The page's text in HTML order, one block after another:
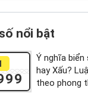
nổi bật
Ý nghĩa biển
hay Xấu?
theo phong